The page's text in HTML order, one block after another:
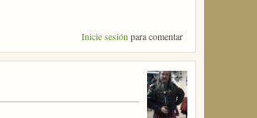
Inicie sesión para comentar